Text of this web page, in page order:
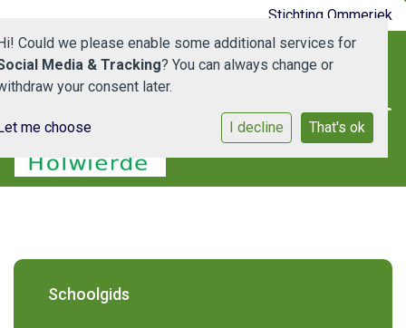
Stichting Ommeriek
De School
Schoolgids
Could we please enable some additional services for
Media & Tracking? You can always change or
your consent later.
me choose I decline That's ok